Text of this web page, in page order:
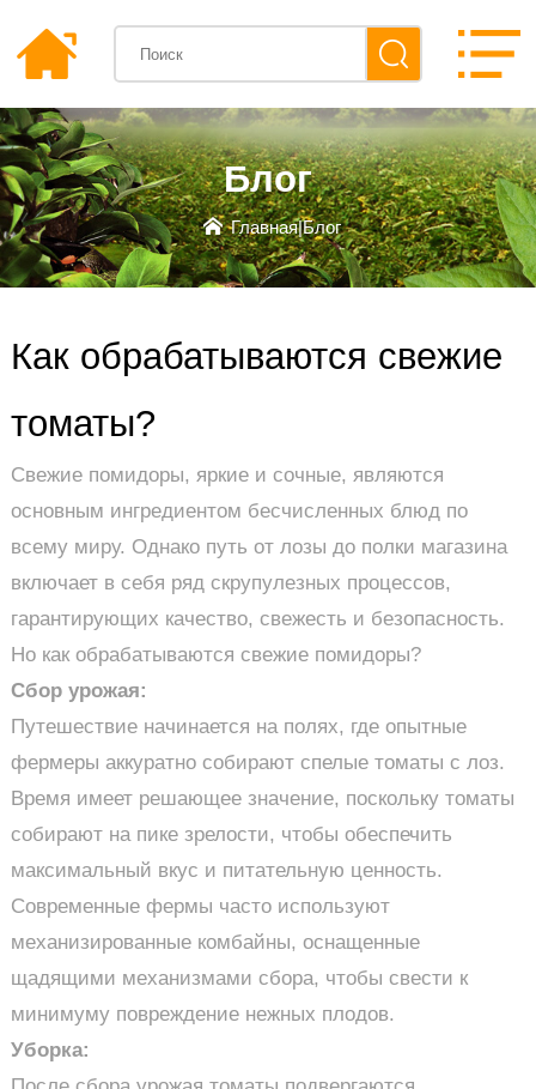
Блог
Главная|Блог
Как обрабатываются свежие
томаты?
Свежие помидоры, яркие и сочные, являются
основным ингредиентом бесчисленных блюд по
всему миру. Однако путь от лозы до полки магазина
включает в себя ряд скрупулезных процессов,
гарантирующих качество, свежесть и безопасность.
Но как обрабатываются свежие помидоры?
Сбор урожая:
Путешествие начинается на полях, где опытные
фермеры аккуратно собирают спелые томаты с лоз.
Время имеет решающее значение, поскольку томаты
собирают на пике зрелости, чтобы обеспечить
максимальный вкус и питательную ценность.
Современные фермы часто используют
механизированные комбайны, оснащенные
щадящими механизмами сбора, чтобы свести к
минимуму повреждение нежных плодов.
Уборка: